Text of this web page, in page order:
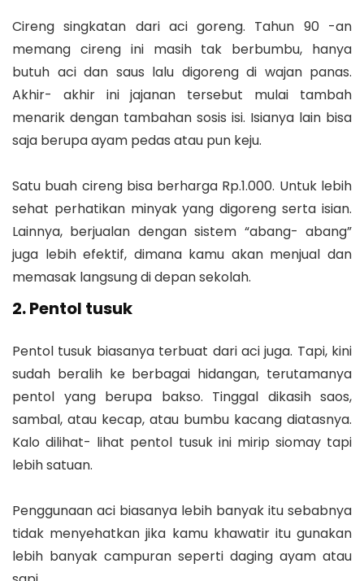
Cireng singkatan dari aci goreng. Tahun 90 -an
memang cireng ini masih tak berbumbu, hanya
butuh aci dan saus lalu digoreng di wajan panas.
Akhir- akhir ini jajanan tersebut mulai tambah
menarik dengan tambahan sosis isi. Isianya lain bisa
saja berupa ayam pedas atau pun keju.
Satu buah cireng bisa berharga Rp.1.000. Untuk lebih
sehat perhatikan minyak yang digoreng serta isian.
Lainnya, berjualan dengan sistem “abang- abang”
juga lebih efektif, dimana kamu akan menjual dan
memasak langsung di depan sekolah.
2. Pentol tusuk
Pentol tusuk biasanya terbuat dari aci juga. Tapi, kini
sudah beralih ke berbagai hidangan, terutamanya
pentol yang berupa bakso. Tinggal dikasih saos,
sambal, atau kecap, atau bumbu kacang diatasnya.
Kalo dilihat- lihat pentol tusuk ini mirip siomay tapi
lebih satuan.
Penggunaan aci biasanya lebih banyak itu sebabnya
tidak menyehatkan jika kamu khawatir itu gunakan
lebih banyak campuran seperti daging ayam atau